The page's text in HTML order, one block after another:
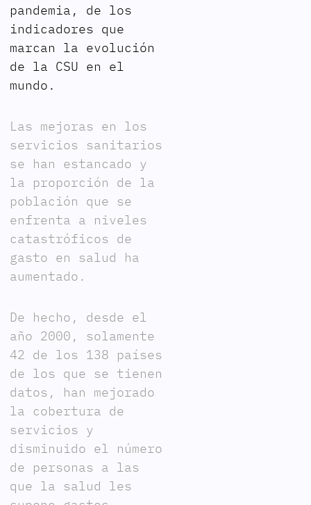
pandemia, de los
indicadores que
marcan la evolución
de la CSU en el
mundo.
Las mejoras en los
servicios sanitarios
se han estancado y
la proporción de la
población que se
enfrenta a niveles
catastróficos de
gasto en salud ha
aumentado.
De hecho, desde el
año 2000, solamente
42 de los 138 países
de los que se tienen
datos, han mejorado
la cobertura de
servicios y
disminuido el número
de personas a las
que la salud les